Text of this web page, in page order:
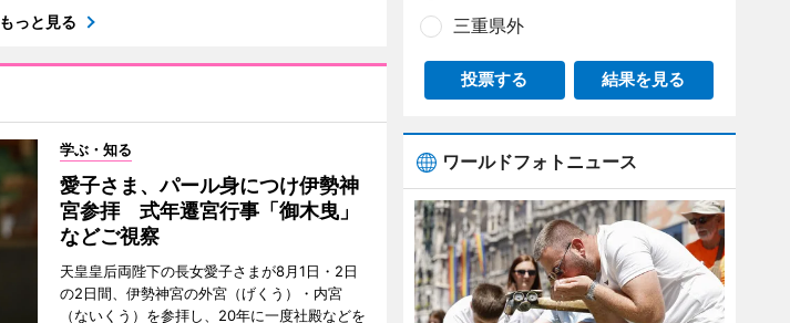
もっと見る
学ぶ・知る
愛子さま、パール身につけ伊勢神
宮参拝 式年遷宮行事「御木曳」
などご視察
天皇皇后両陛下の長女愛子さまが8月1日・2日
の2日間、伊勢神宮の外宮（げくう）・内宮
（ないくう）を参拝し、20年に一度社殿などを
三重県外
投票する 結果を見る
ワールドフォトニュース